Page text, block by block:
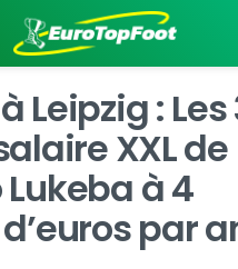
Leipzig : Les
XXL de
à 4
par